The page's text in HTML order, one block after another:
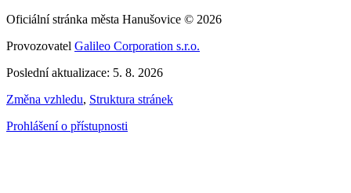
Oficiální stránka města Hanušovice © 2026
Provozovatel Galileo Corporation s.r.o.
Poslední aktualizace: 5. 8. 2026
Změna vzhledu, Struktura stránek
Prohlášení o přístupnosti